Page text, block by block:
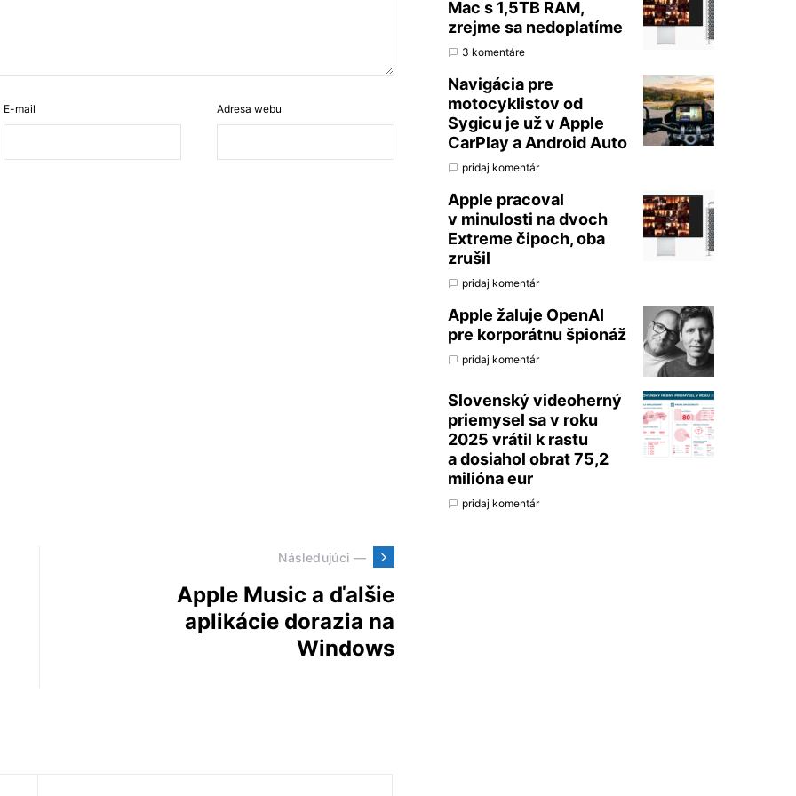
E-mail Adresa webu
Následujúci —
Apple Music a ďalšie
aplikácie dorazia na
Windows
Mac s 1,5TB RAM,
zrejme sa nedoplatíme
3 komentáre
Navigácia pre
motocyklistov od
Sygicu je už v Apple
CarPlay a Android Auto
pridaj komentár
Apple pracoval
v minulosti na dvoch
Extreme čipoch, oba
zrušil
pridaj komentár
Apple žaluje OpenAI
pre korporátnu špionáž
pridaj komentár
Slovenský videoherný
priemysel sa v roku
2025 vrátil k rastu
a dosiahol obrat 75,2
milióna eur
pridaj komentár